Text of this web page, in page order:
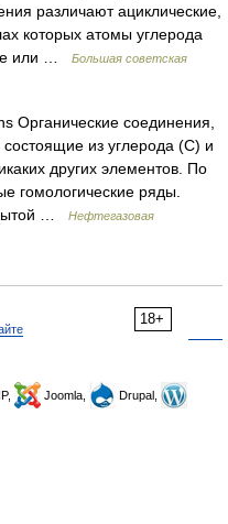
различают ациклические,
которых атомы углерода
или …
Большая советская
соединения,
из углерода (С) и
других элементов. По
гомологические ряды.
…
Нефтегазовая
18+
Joomla,
Drupal,